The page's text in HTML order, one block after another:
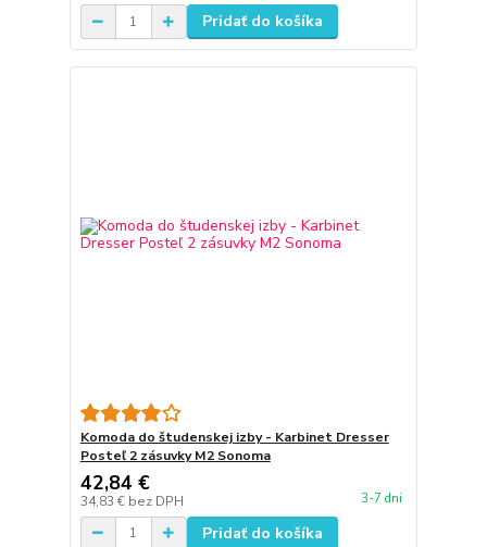
Pridať do košíka
Komoda do študenskej izby - Karbinet Dresser
Posteľ 2 zásuvky M2 Sonoma
42,84 €
34,83 € bez DPH 3-7 dni
Pridať do košíka